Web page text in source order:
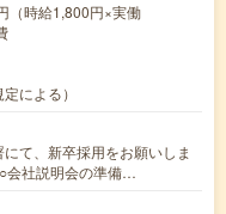
（時給1,800円×実働
による）
て、新卒採用をお願いしま
会社説明会の準備…